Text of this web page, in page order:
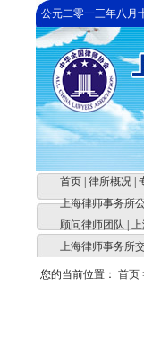
公元二零一三年八月
首页 律所概况
上海律师事务所
顾问律师团队
上海律师事务所
您的当前位置： 首页